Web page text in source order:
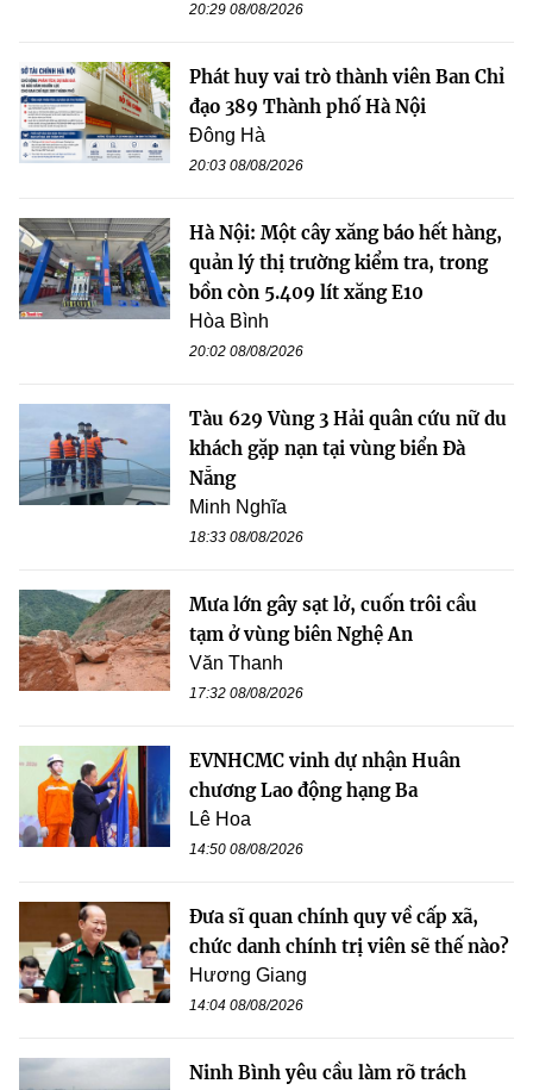
20:29 08/08/2026
Phát huy vai trò thành viên Ban Chỉ
đạo 389 Thành phố Hà Nội
Đông Hà
20:03 08/08/2026
Hà Nội: Một cây xăng báo hết hàng,
quản lý thị trường kiểm tra, trong
bồn còn 5.409 lít xăng E10
Hòa Bình
20:02 08/08/2026
Tàu 629 Vùng 3 Hải quân cứu nữ du
khách gặp nạn tại vùng biển Đà
Nẵng
Minh Nghĩa
18:33 08/08/2026
Mưa lớn gây sạt lở, cuốn trôi cầu
tạm ở vùng biên Nghệ An
Văn Thanh
17:32 08/08/2026
EVNHCMC vinh dự nhận Huân
chương Lao động hạng Ba
Lê Hoa
14:50 08/08/2026
Đưa sĩ quan chính quy về cấp xã,
chức danh chính trị viên sẽ thế nào?
Hương Giang
14:04 08/08/2026
Ninh Bình yêu cầu làm rõ trách